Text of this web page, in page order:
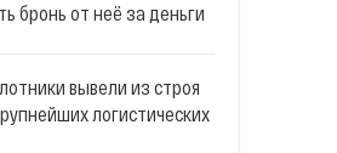
бронь от неё за деньги
вывели из строя
логистических